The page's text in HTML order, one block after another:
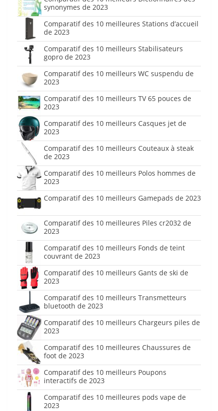
synonymes de 2023
Comparatif des 10 meilleures Stations d’accueil
de 2023
Comparatif des 10 meilleurs Stabilisateurs
gopro de 2023
Comparatif des 10 meilleurs WC suspendu de
2023
Comparatif des 10 meilleurs TV 65 pouces de
2023
Comparatif des 10 meilleurs Casques jet de
2023
Comparatif des 10 meilleurs Couteaux à steak
de 2023
Comparatif des 10 meilleurs Polos hommes de
2023
Comparatif des 10 meilleurs Gamepads de 2023
Comparatif des 10 meilleures Piles cr2032 de
2023
Comparatif des 10 meilleurs Fonds de teint
couvrant de 2023
Comparatif des 10 meilleurs Gants de ski de
2023
Comparatif des 10 meilleurs Transmetteurs
bluetooth de 2023
Comparatif des 10 meilleurs Chargeurs piles de
2023
Comparatif des 10 meilleures Chaussures de
foot de 2023
Comparatif des 10 meilleurs Poupons
interactifs de 2023
Comparatif des 10 meilleures pods vape de
2023